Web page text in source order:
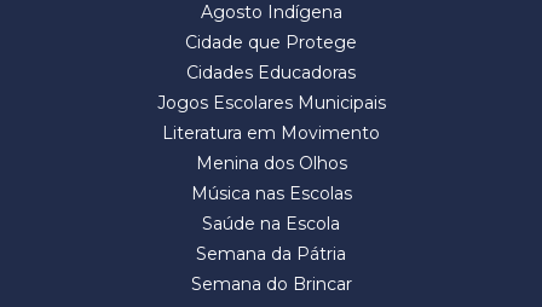
Agosto Indígena
Cidade que Protege
Cidades Educadoras
Jogos Escolares Municipais
Literatura em Movimento
Menina dos Olhos
Música nas Escolas
Saúde na Escola
Semana da Pátria
Semana do Brincar